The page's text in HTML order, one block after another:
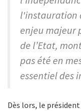
l'instauration
enjeu majeur
de l’Etat,
pas été en
essentiel des
Dès lors, le